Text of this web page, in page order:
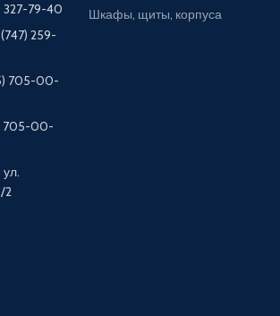
327-79-40
259-
705-00-
705-00-
2
Шкафы, щиты, корпуса